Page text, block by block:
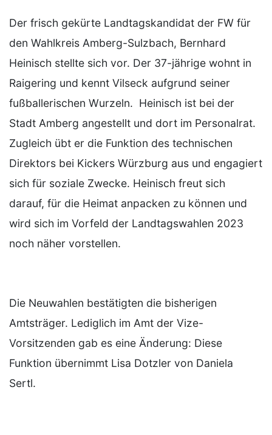
Der frisch gekürte Landtagskandidat der FW für
den Wahlkreis Amberg-Sulzbach, Bernhard
Heinisch stellte sich vor. Der 37-jährige wohnt in
Raigering und kennt Vilseck aufgrund seiner
fußballerischen Wurzeln. Heinisch ist bei der
Stadt Amberg angestellt und dort im Personalrat.
Zugleich übt er die Funktion des technischen
Direktors bei Kickers Würzburg aus und engagiert
sich für soziale Zwecke. Heinisch freut sich
darauf, für die Heimat anpacken zu können und
wird sich im Vorfeld der Landtagswahlen 2023
noch näher vorstellen.
Die Neuwahlen bestätigten die bisherigen
Amtsträger. Lediglich im Amt der Vize-
Vorsitzenden gab es eine Änderung: Diese
Funktion übernimmt Lisa Dotzler von Daniela
Sertl.